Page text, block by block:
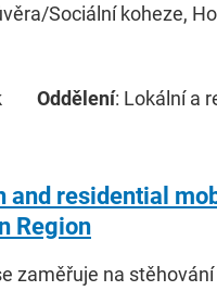
Sociální koheze,
Oddělení: Lokální a
and residential
Region
zaměřuje na